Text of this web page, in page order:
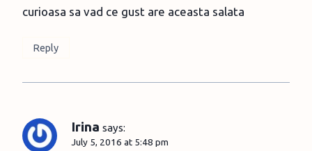
curioasa sa vad ce gust are aceasta salata
Reply
Irina says:
July 5, 2016 at 5:48 pm